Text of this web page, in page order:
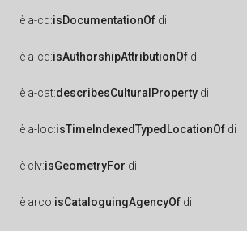
è a-cd:isDocumentationOf di
è a-cd:isAuthorshipAttributionOf di
è a-cat:describesCulturalProperty di
è a-loc:isTimeIndexedTypedLocationOf di
è clv:isGeometryFor di
è arco:isCataloguingAgencyOf di